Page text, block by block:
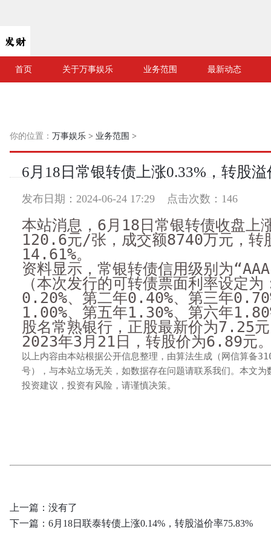
首页 关于万事娱乐 业务范围 最新动态
你的位置： 万事娱乐 > 业务范围 >
6月18日常银转债上涨0.33%，转股溢
发布日期：2024-06-24 17:29 点击次数：146
本站消息，6月18日常银转债收盘上
120.6元/张，成交额8740万元，转
14.61%。
资料显示，常银转债信用级别为
（本次发行的可转债票面利率设定为
0.20%、第二年0.40%、第三年
1.00%、第五年1.30%、第六年
股名常熟银行，正股最新价为7.25
2023年3月21日，转股价为6.89元
以上内容由本站根据公开信息整理，由算法生成（网信算备
号），与本站立场无关，如数据存在问题请联系我们。本文为
投资建议，投资有风险，请谨慎决策。
上一篇：没有了
下一篇： 6月18日联泰转债上涨0.14%，转股溢价率75.83%